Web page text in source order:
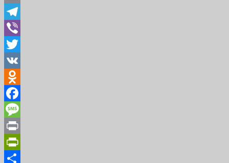
Email
Telegram
Viber
Twitter
VK
Odnoklassniki
Facebook
Message
Print
PrintFriendly